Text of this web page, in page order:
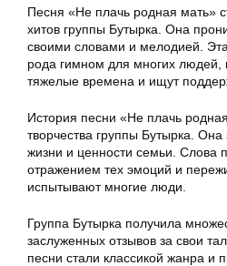
Песня «Не плачь родная мать»
хитов группы Бутырка. Она
своими словами и мелодией.
рода гимном для многих людей,
тяжелые времена и ищут
История песни «Не плачь
творчества группы Бутырка. Она
жизни и ценности семьи. Слова
отражением тех эмоций и
испытывают многие люди.
Группа Бутырка получила
заслуженных отзывов за свои
песни стали классикой жанра и